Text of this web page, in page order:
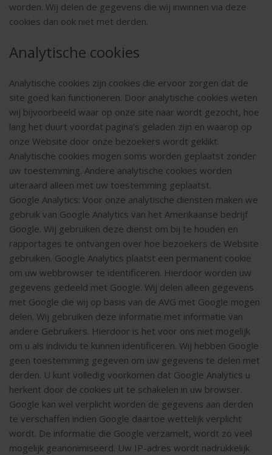
worden. Wij delen de gegevens die wij inwinnen via deze
cookies dan ook niet met derden.
Analytische cookies
Analytische cookies zijn cookies die ervoor zorgen dat de
site goed kan functioneren. Door analytische cookies weten
wij bijvoorbeeld waar op onze site naar wordt gezocht, hoe
lang het duurt voordat pagina’s geladen zijn en waarop op
onze Website door onze bezoekers wordt geklikt.
Analytische cookies mogen soms worden geplaatst zonder
uw toestemming. Andere analytische cookies worden
uiteraard alleen met uw toestemming geplaatst.
Google Analytics: Voor onze analytische diensten maken we
gebruik van Google Analytics van het Amerikaanse bedrijf
Google. Wij gebruiken deze dienst om bij te houden en
rapportages te ontvangen over hoe bezoekers de Website
gebruiken. Google Analytics plaatst een permanent cookie
om uw webbrowser te identificeren. Hierdoor worden uw
gegevens gedeeld met Google. Wij delen alleen gegevens
met Google die wij op basis van de AVG met Google mogen
delen. Wij gebruiken deze informatie met informatie van
andere Gebruikers. Hierdoor is het voor ons niet mogelijk
om u als individu te kunnen identificeren. Wij hebben Google
geen toestemming gegeven om uw gegevens te delen met
derden. U kunt volledig voorkomen dat Google Analytics u
herkent door de cookies uit te schakelen in uw browser.
Google kan wel verplicht worden de gegevens aan derden
te verschaffen indien Google daartoe wettelijk verplicht
wordt. De informatie die Google verzamelt, wordt zo veel
mogelijk geanonimiseerd. Uw IP-adres wordt nadrukkelijk